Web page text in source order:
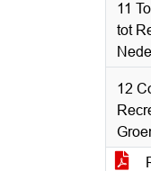
11
tot
12